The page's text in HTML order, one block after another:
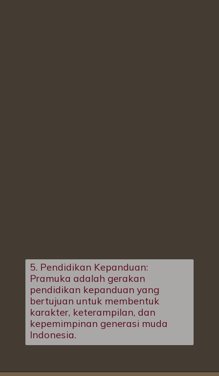
5. Pendidikan Kepanduan:
Pramuka adalah gerakan
pendidikan kepanduan yang
bertujuan untuk membentuk
karakter, keterampilan, dan
kepemimpinan generasi muda
Indonesia.